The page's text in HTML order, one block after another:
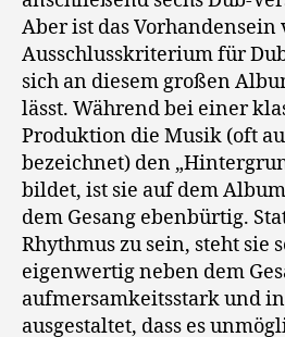
Aber ist das Vorhandensein
Ausschlusskriterium für
sich an diesem großen
lässt. Während bei einer
Produktion die Musik (oft
bezeichnet) den
bildet, ist sie auf dem
dem Gesang ebenbürtig.
Rhythmus zu sein, steht sie
eigenwertig neben dem
aufmersamkeitsstark und
ausgestaltet, dass es